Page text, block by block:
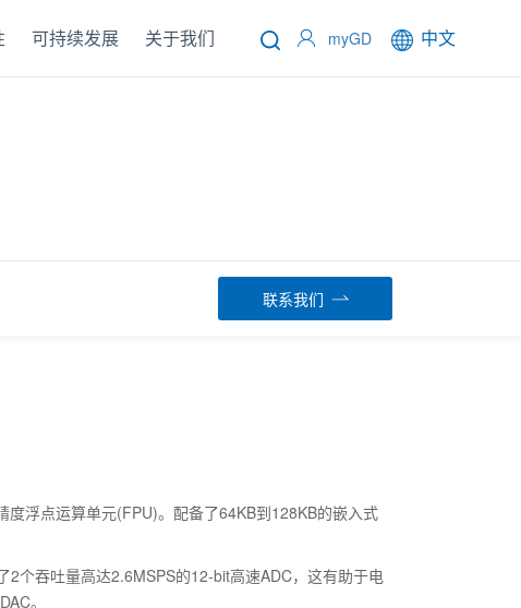
可持续发展 关于我们 myGD 中文
联系我们
浮点运算单元(FPU)。配备了64KB到128KB的嵌入式
个吞吐量高达2.6MSPS的12-bit高速ADC，这有助于电
。